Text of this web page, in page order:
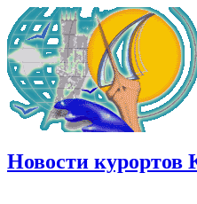
Новости курортов